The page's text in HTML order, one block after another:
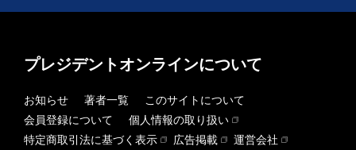
プレジデントオンラインについて
お知らせ 著者一覧
このサイトについて
会員登録について
個人情報の取り扱い
特定商取引法に基づく表示
広告掲載 運営会社